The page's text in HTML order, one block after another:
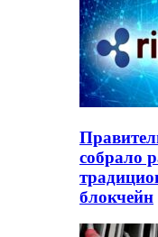
собрало
блокчейн